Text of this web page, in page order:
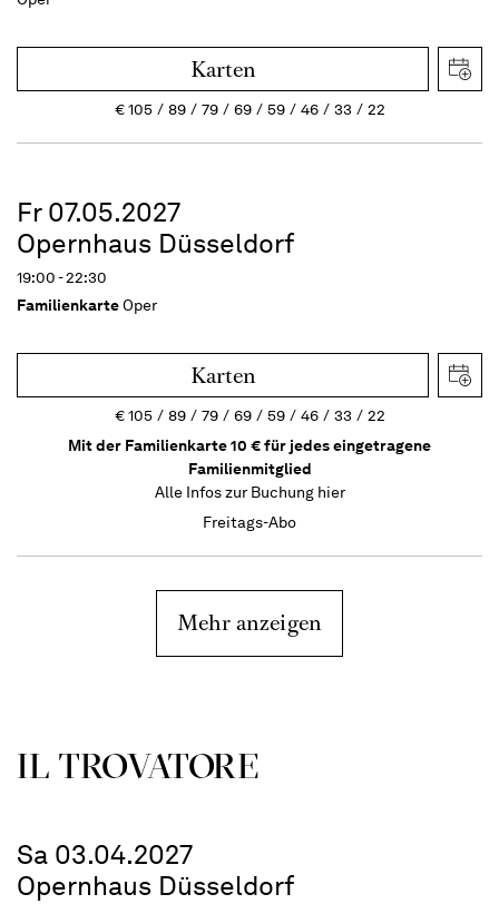
Karten
€105 89 79 69 59 46 33 22
Fr 07.05.2027
Opernhaus Düsseldorf
19:00 - 22:30
FamilienkarteOper
Karten
€105 89 79 69 59 46 33
22
Mit der Familienkarte 10 € für jedes eingetragene
Familienmitglied
Alle Infos zur Buchung hier
Freitags-Abo
Mehr anzeigen
IL TROVA­TORE
Sa 03.04.2027
Opernhaus Düsseldorf